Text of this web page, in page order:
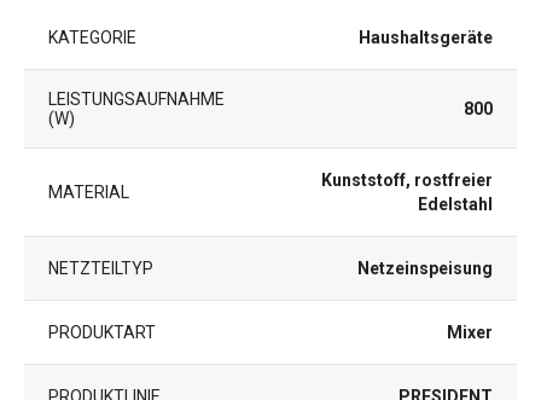
KATEGORIE Haushaltsgeräte
LEISTUNGSAUFNAHME
(W)
800
MATERIAL
Kunststoff, rostfreier
Edelstahl
NETZTEILTYP Netzeinspeisung
PRODUKTART Mixer